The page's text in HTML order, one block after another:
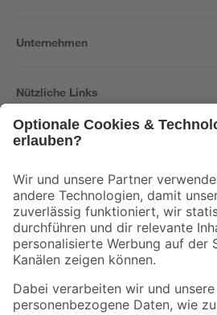
Unternehmen
Nützliche Links
Der toom Newsletter: Keine Angebote und
Zur Newsletter Anmeldung
Folge uns